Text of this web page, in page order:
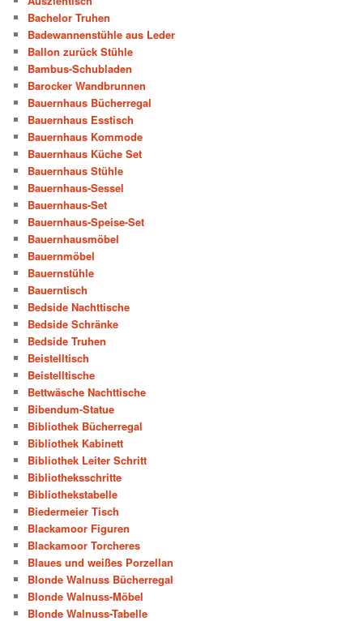
Bachelor Truhen
Badewannenstühle aus Leder
Ballon zurück Stühle
Bambus-Schubladen
Barocker Wandbrunnen
Bauernhaus Bücherregal
Bauernhaus Esstisch
Bauernhaus Kommode
Bauernhaus Küche Set
Bauernhaus Stühle
Bauernhaus-Sessel
Bauernhaus-Set
Bauernhaus-Speise-Set
Bauernhausmöbel
Bauernmöbel
Bauernstühle
Bauerntisch
Bedside Nachttische
Bedside Schränke
Bedside Truhen
Beistelltisch
Beistelltische
Bettwäsche Nachttische
Bibendum-Statue
Bibliothek Bücherregal
Bibliothek Kabinett
Bibliothek Leiter Schritt
Bibliotheksschritte
Bibliothekstabelle
Biedermeier Tisch
Blackamoor Figuren
Blackamoor Torcheres
Blaues und weißes Porzellan
Blonde Walnuss Bücherregal
Blonde Walnuss-Möbel
Blonde Walnuss-Tabelle